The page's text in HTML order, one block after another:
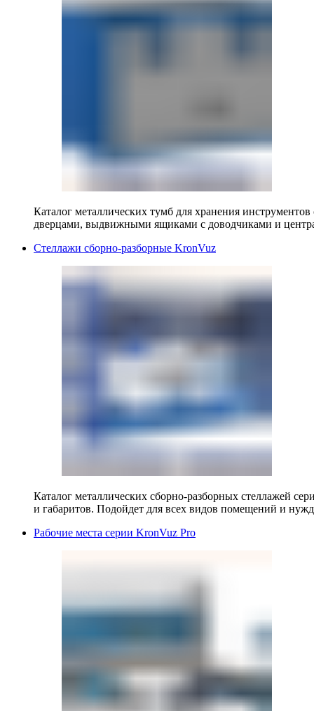
Каталог металлических тумб для хранения
дверцами, выдвижными ящиками с доводчиками и
Стеллажи сборно-разборные KronVuz
Каталог металлических сборно-разборных стеллажей
и габаритов. Подойдет для всех видов помещений и
Рабочие места серии KronVuz Pro